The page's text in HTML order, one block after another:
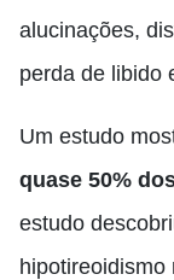
alucinações,
perda de libido
Um estudo
quase 50%
estudo